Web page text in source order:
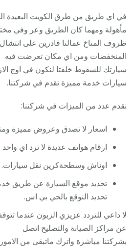
في اي طريق من طرق الكويت البعيدة
مأهولة ومهما كان الطريق وعر وفي
ظروف المناخ عمالنا قادرين على
المنخفضات ومن اي مكان تعرضت فيه
سيارتك للسقوط خلقتا لنكون في اوج
سيارات خدمة مميزة تقدم في شركتنا.
نقدم عدد من الميزات في شركتنا:
اسعار لا تصدق وعروض مميزة
ارقام هواتف عديدة لا ترد اي واحد
اوناش وسطحةكرين نقل سيارات.
تحديد موقع السيارة عن طريق
تحديد النوقع بالجي بي اس.
لا داعي للتردد عزيزي الزبون عندما
عن مراكز الصيانة والتصليح اتصل
بشركتنا مباشرة واترك ماتبقى من